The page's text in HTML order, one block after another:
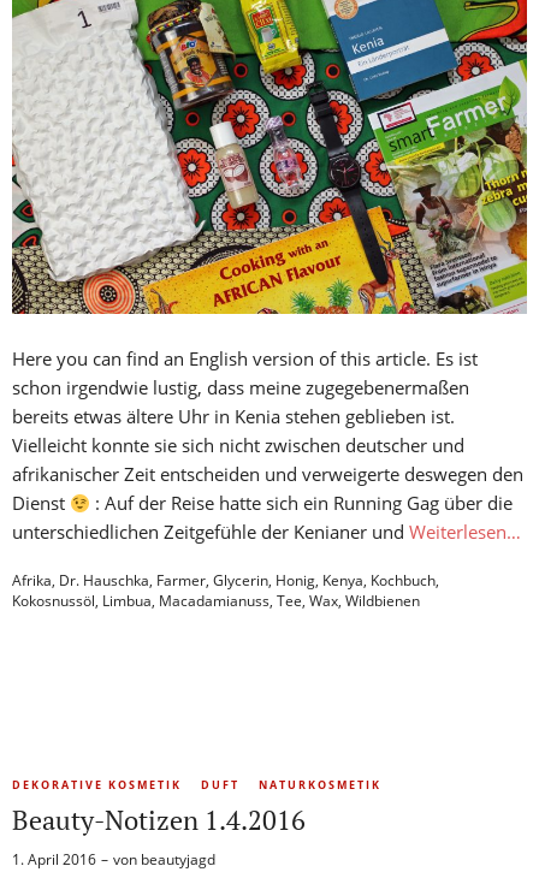
Here you can find an English version of this article. Es ist
schon irgendwie lustig, dass meine zugegebenermaßen
bereits etwas ältere Uhr in Kenia stehen geblieben ist.
Vielleicht konnte sie sich nicht zwischen deutscher und
afrikanischer Zeit entscheiden und verweigerte deswegen den
Dienst
: Auf der Reise hatte sich ein Running Gag über die
unterschiedlichen Zeitgefühle der Kenianer und Weiterlesen…
Afrika, Dr. Hauschka, Farmer, Glycerin, Honig, Kenya, Kochbuch,
Kokosnussöl, Limbua, Macadamianuss, Tee, Wax, Wildbienen
DEKORATIVE KOSMETIK DUFT NATURKOSMETIK
Beauty-Notizen 1.4.2016
1. April 2016 von beautyjagd